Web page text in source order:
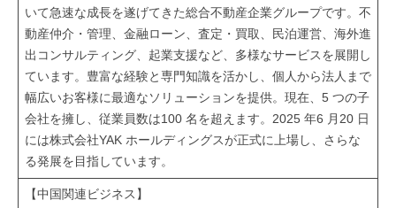
いて急速な成長を遂げてきた総合不動産企業グループです。不
動産仲介・管理、金融ローン、査定・買取、民泊運営、海外進
出コンサルティング、起業支援など、多様なサービスを展開し
ています。豊富な経験と専門知識を活かし、個人から法人まで
幅広いお客様に最適なソリューションを提供。現在、5 つの子
会社を擁し、従業員数は100 名を超えます。2025 年6 月20 日
には株式会社YAK ホールディングスが正式に上場し、さらな
る発展を目指しています。
【中国関連ビジネス】